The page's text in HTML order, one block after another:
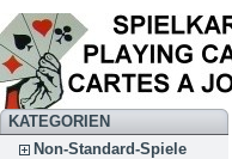
KATEGORIEN
Non-Standard-Spiele